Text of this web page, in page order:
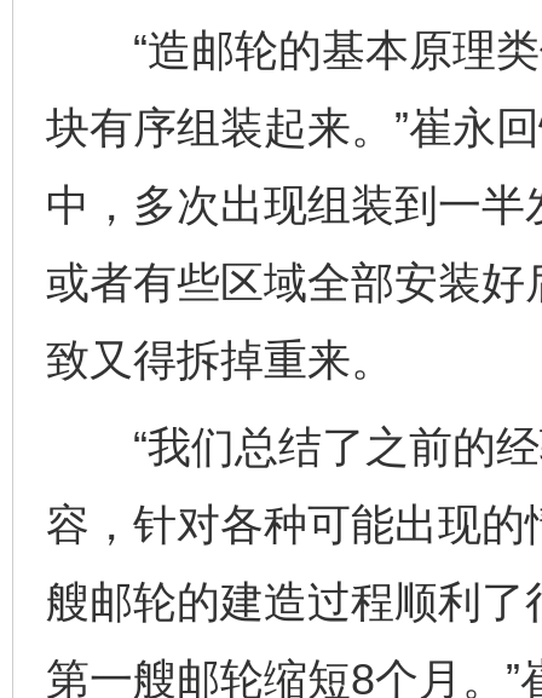
“造邮轮的基本原理类
块有序组装起来。”崔永
中，多次出现组装到一
或者有些区域全部安装
致又得拆掉重来。
“我们总结了之前的经
容，针对各种可能出现
艘邮轮的建造过程顺利
第一艘邮轮缩短8个月。”